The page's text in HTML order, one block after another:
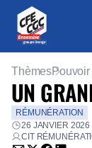
ThèmesPouvoir
UN
RÉMUNÉRATION
26 JANVIER
CIT